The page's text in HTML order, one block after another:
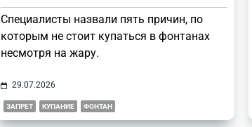
Специалисты назвали пять причин, по
которым не стоит купаться в фонтанах
несмотря на жару.
29.07.2026
ЗАПРЕТ КУПАНИЕ ФОНТАН